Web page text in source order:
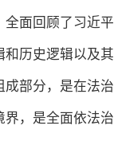
全面回顾了习近
和历史逻辑以及
成部分，是在法
界，是全面依法